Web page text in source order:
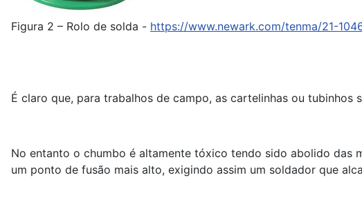
Figura 2 – Rolo de solda - https://www.newark.com/tenma/21-
É claro que, para trabalhos de campo, as cartelinhas ou tubinhos
No entanto o chumbo é altamente tóxico tendo sido abolido das
um ponto de fusão mais alto, exigindo assim um soldador que